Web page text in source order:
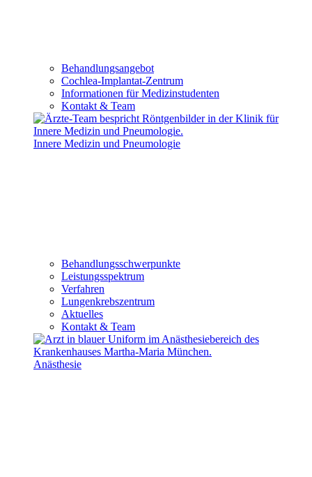
Behandlungsangebot
Cochlea-Implantat-Zentrum
Informationen für Medizinstudenten
Kontakt & Team
Innere Medizin und Pneumologie
Behandlungsschwerpunkte
Leistungsspektrum
Verfahren
Lungenkrebszentrum
Aktuelles
Kontakt & Team
Anästhesie